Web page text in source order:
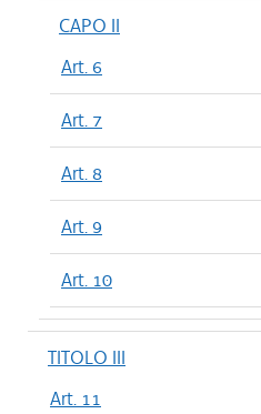
CAPO II
Art. 6
Art. 7
Art. 8
Art. 9
Art. 10
TITOLO III
Art. 11